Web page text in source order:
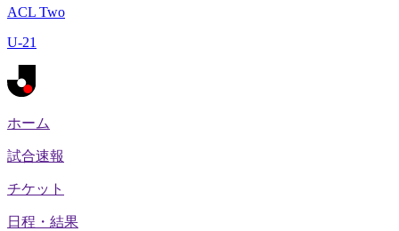
ACL Two
U-21
ホーム
試合速報
チケット
日程・結果